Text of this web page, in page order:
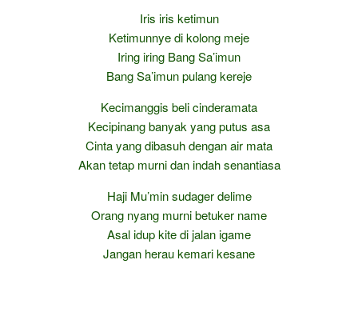
Iris iris ketimun
Ketimunnye di kolong meje
Iring iring Bang Sa’imun
Bang Sa’imun pulang kereje
Kecimanggis beli cinderamata
Kecipinang banyak yang putus asa
Cinta yang dibasuh dengan air mata
Akan tetap murni dan indah senantiasa
Haji Mu’min sudager delime
Orang nyang murni betuker name
Asal idup kite di jalan igame
Jangan herau kemari kesane